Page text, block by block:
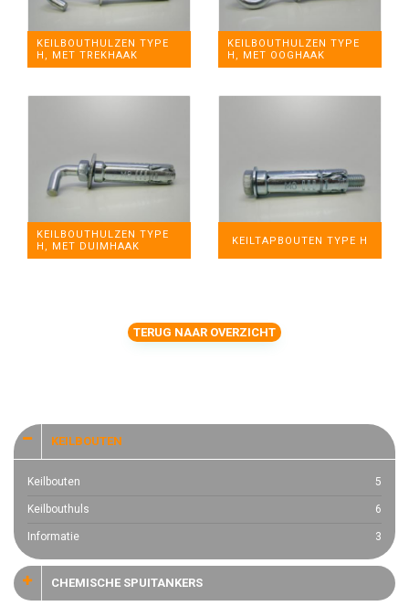
KEILBOUTHULZEN TYPE
H, MET TREKHAAK
KEILBOUTHULZEN TYPE
H, MET OOGHAAK
KEILBOUTHULZEN TYPE
H, MET DUIMHAAK
KEILTAPBOUTEN TYPE H
TERUG NAAR OVERZICHT
KEILBOUTEN
Keilbouten 5
Keilbouthuls 6
Informatie 3
CHEMISCHE SPUITANKERS